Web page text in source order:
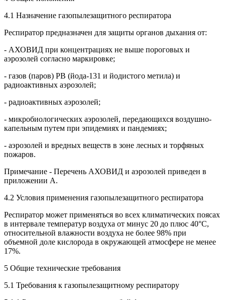
4.1 Назначение газопылезащитного респиратора
Респиратор предназначен для защиты органов дыхания от:
- АХОВИД при концентрациях не выше пороговых и
аэрозолей согласно маркировке;
- газов (паров) РВ (йода-131 и йодистого метила) и
радиоактивных аэрозолей;
- радиоактивных аэрозолей;
- микробиологических аэрозолей, передающихся воздушно-
капельным путем при эпидемиях и пандемиях;
- аэрозолей и вредных веществ в зоне лесных и торфяных
пожаров.
Примечание - Перечень АХОВИД и аэрозолей приведен в
приложении А.
4.2 Условия применения газопылезащитного респиратора
Респиратор может применяться во всех климатических поясах
в интервале температур воздуха от минус 20 до плюс 40°С,
относительной влажности воздуха не более 98% при
объемной доле кислорода в окружающей атмосфере не менее
17%.
5 Общие технические требования
5.1 Требования к газопылезащитному респиратору